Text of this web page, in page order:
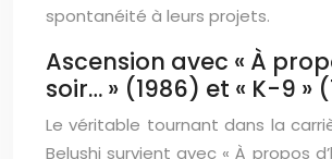
spontanéité à leurs projets.
Ascension avec « À
soir… » (1986) et « K-9 »
Le véritable tournant dans la
Belushi survient avec « À propos